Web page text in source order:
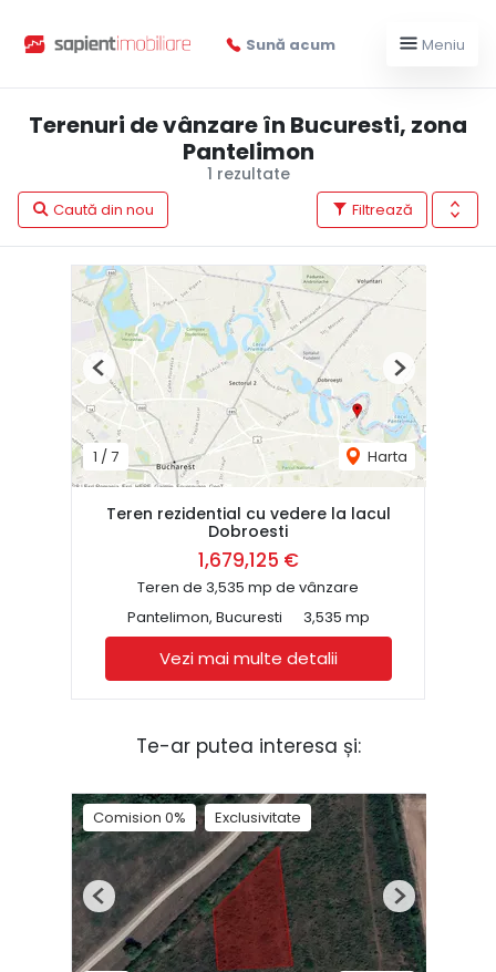
Sună acum Meniu
1 rezultate
Terenuri de vânzare în Bucuresti, zona
Pantelimon
Filtrează
Caută din nou
1 /7 Harta
Previous Next
Teren rezidential cu vedere la lacul
Dobroesti
1,679,125 €
Teren de 3,535 mp de vânzare
Pantelimon, Bucuresti
3,535 mp
Vezi mai multe detalii
Te-ar putea interesa și:
Comision 0% Exclusivitate
Previous Next